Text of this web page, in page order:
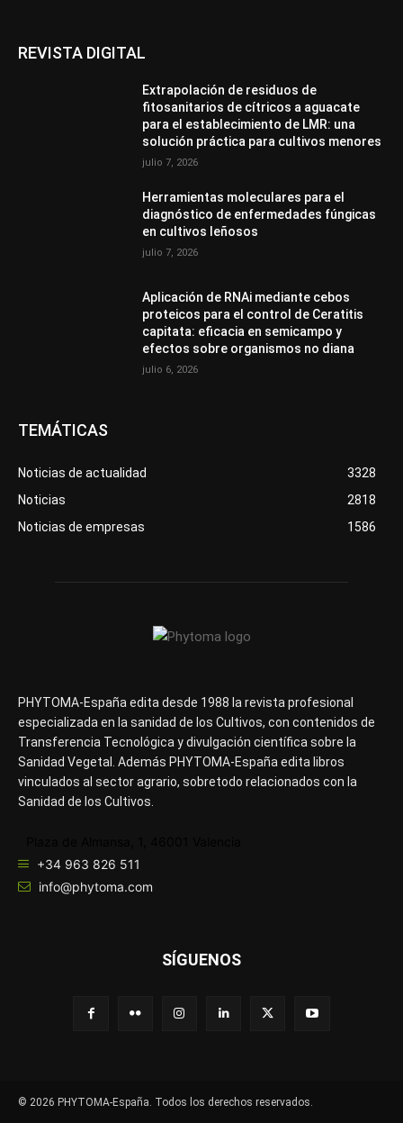
REVISTA DIGITAL
Extrapolación de residuos de
fitosanitarios de cítricos a aguacate
para el establecimiento de LMR: una
solución práctica para cultivos menores
julio 7, 2026
Herramientas moleculares para el
diagnóstico de enfermedades fúngicas
en cultivos leñosos
julio 7, 2026
Aplicación de RNAi mediante cebos
proteicos para el control de Ceratitis
capitata: eficacia en semicampo y
efectos sobre organismos no diana
julio 6, 2026
TEMÁTICAS
Noticias de actualidad
3328
Noticias
2818
Noticias de empresas
1586
PHYTOMA-España edita desde 1988 la revista profesional
especializada en la sanidad de los Cultivos, con contenidos de
Transferencia Tecnológica y divulgación científica sobre la
Sanidad Vegetal. Además PHYTOMA-España edita libros
vinculados al sector agrario, sobretodo relacionados con la
Sanidad de los Cultivos.
+34 963 826 511
info@phytoma.com
SÍGUENOS
© 2026 PHYTOMA-España. Todos los derechos reservados.